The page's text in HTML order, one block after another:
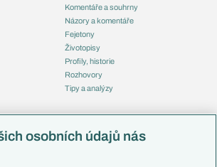
Komentáře a souhrny
Názory a komentáře
Fejetony
Životopisy
Profily, historie
Rozhovory
Tipy a analýzy
Česko
osobních údajů nás